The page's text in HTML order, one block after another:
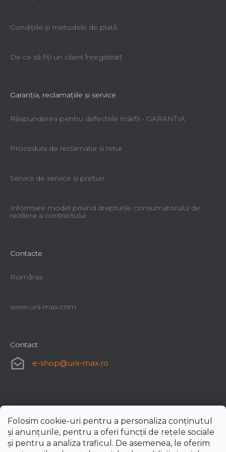
Folosim cookie-uri pentru a personaliza conținutul
și anunțurile, pentru a oferi funcții de rețele sociale
și pentru a analiza traficul. De asemenea, le oferim
Condiţiile şi metodele de plată
De ce să fiţi un client înregistratţ
Garanţia, reclamaţiile şi service
Răspunderea pentru defectele mărfii - GARANŢIA
Procedura de reclamatie si retur
Servicii de service şi preţuri
Informare model privind drepturile consumatorului de
reziliere a contractului
Contacte
România
www.uni-max.com
Contact
e-shop@uni-max.ro